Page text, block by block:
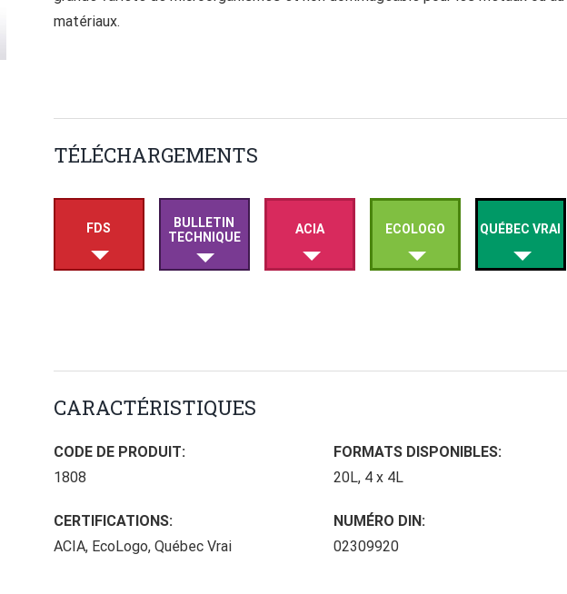
matériaux.
TÉLÉCHARGEMENTS
FDS
BULLETIN
TECHNIQUE
ACIA ECOLOGO QUÉBEC VRAI
CARACTÉRISTIQUES
CODE DE PRODUIT:
1808
CERTIFICATIONS:
ACIA, EcoLogo, Québec Vrai
FORMATS DISPONIBLES:
20L, 4 x 4L
NUMÉRO DIN:
02309920